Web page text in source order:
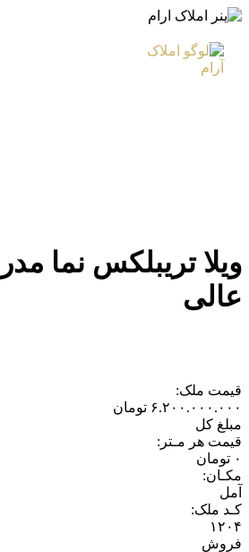
ویلا تریبلکس نما
عالی
قیمت ملک:
۶.۲۰۰.۰۰۰.۰۰۰ تومان
مبلغ کل
قیمت هر مـتر:
۰ تومان
مکـان:
آمل
کـد ملک:
۱۲۰۴
فروش